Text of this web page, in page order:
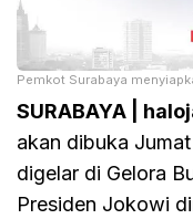
Pemkot Surabaya
SURABAYA |
akan dibuka
digelar di Gelora
Presiden Jokowi